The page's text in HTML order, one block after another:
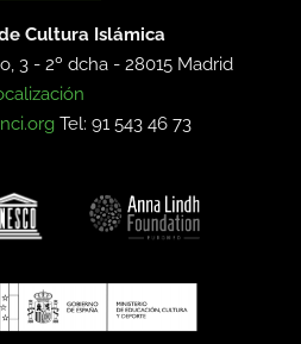
Cultura Islámica
3 - 2º dcha -28015 Madrid
Tel: 91 543 46 73